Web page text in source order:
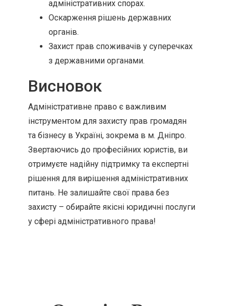
адміністративних спорах.
Оскарження рішень державних
органів.
Захист прав споживачів у суперечках
з державними органами.
Висновок
Адміністративне право є важливим
інструментом для захисту прав громадян
та бізнесу в Україні, зокрема в м. Дніпро.
Звертаючись до професійних юристів, ви
отримуєте надійну підтримку та експертні
рішення для вирішення адміністративних
питань. Не залишайте свої права без
захисту – обирайте якісні юридичні послуги
у сфері адміністративного права!